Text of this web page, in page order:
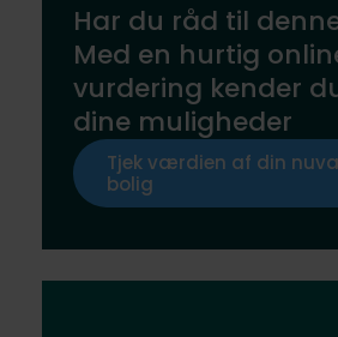
Har du råd til
Med en hurtig
vurdering kender
dine muligheder
Tjek værdien af din
bolig